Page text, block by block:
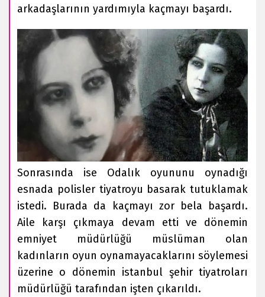
arkadaşlarının yardımıyla kaçmayı başardı.
Sonrasında ise Odalık oyununu oynadığı
esnada polisler tiyatroyu basarak tutuklamak
istedi. Burada da kaçmayı zor bela başardı.
Aile karşı çıkmaya devam etti ve dönemin
emniyet müdürlüğü müslüman olan
kadınların oyun oynamayacaklarını söylemesi
üzerine o dönemin istanbul şehir tiyatroları
müdürlüğü tarafından işten çıkarıldı.